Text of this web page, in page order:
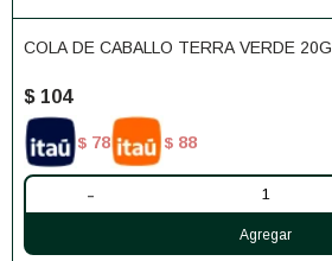
COLA DE CABALLO TERRA VERDE 20G
$ 104
$ 78 $ 88
-